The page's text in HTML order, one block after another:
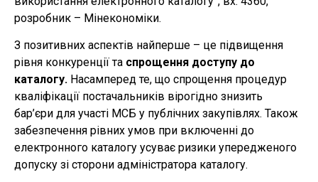
розробник – Мінекономіки.
З позитивних аспектів найперше – це підвищення
рівня конкуренції та спрощення доступу до
каталогу. Насамперед те, що спрощення процедур
кваліфікації постачальників вірогідно знизить
бар’єри для участі МСБ у публічних закупівлях. Також
забезпечення рівних умов при включенні до
електронного каталогу усуває ризики упередженого
допуску зі сторони адміністратора каталогу.